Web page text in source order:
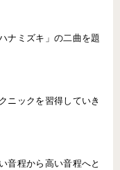
ナミズキ」の二曲を題
ニックを習得していき
音程から高い音程へと